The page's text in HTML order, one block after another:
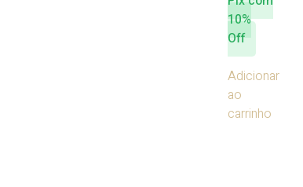
10%
Off
Adicionar
ao
carrinho